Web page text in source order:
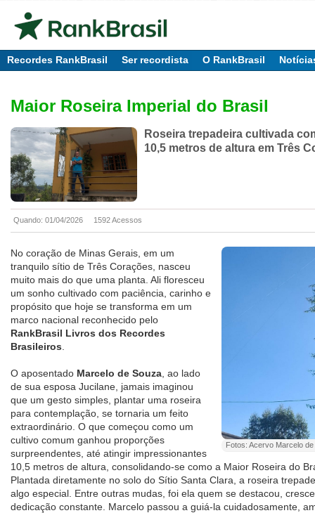
Recordes RankBrasil Ser recordista O RankBrasil
Maior Roseira Imperial do Brasil
Roseira trepadeira cultivada
10,5 metros de altura em Três
Quando: 01/04/2026 1592 Acessos
Fotos: Acervo Marcelo
No coração de Minas Gerais, em um
tranquilo sítio de Três Corações, nasceu
muito mais do que uma planta. Ali floresceu
um sonho cultivado com paciência, carinho e
propósito que hoje se transforma em um
marco nacional reconhecido pelo
RankBrasil Livros dos Recordes
Brasileiros
O aposentado Marcelo de Souza , ao lado
de sua esposa Jucilane, jamais imaginou
que um gesto simples, plantar uma roseira
para contemplação, se tornaria um feito
extraordinário. O que começou como um
cultivo comum ganhou proporções
surpreendentes, até atingir impressionantes
10,5 metros de altura, consolidando-se como a Maior Roseira do
Plantada diretamente no solo do Sítio Santa Clara, a roseira
algo especial. Entre outras mudas, foi ela quem se destacou,
dedicação constante. Marcelo passou a guiá-la cuidadosamente,